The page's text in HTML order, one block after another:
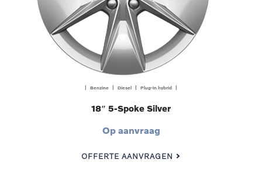
| Benzine | Diesel | Plug-in hybrid |
18″ 5-Spoke Silver
Op aanvraag
OFFERTE AANVRAGEN